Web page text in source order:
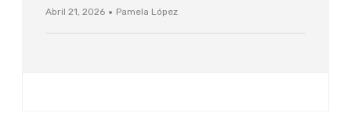
Abril 21, 2026 · Pamela López